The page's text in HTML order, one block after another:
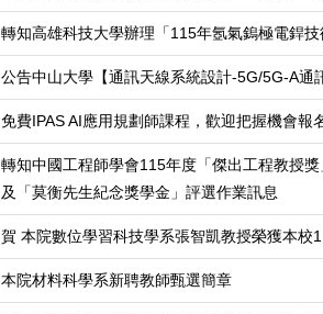
轉知高雄科技大學辦理「115年氬氣鎢極電銲
公告中山大學【通訊天線系統設計-5G/5G-A通
免費IPAS AI應用規劃師課程，歡迎把握機會報
轉知中國工程師學會115年度「傑出工程教授
及「莫衡先生紀念獎學金」評選作業訊息
賀 本院數位學習科技學系張智凱教授榮獲本校
本院材料科學系新聘教師甄選簡章